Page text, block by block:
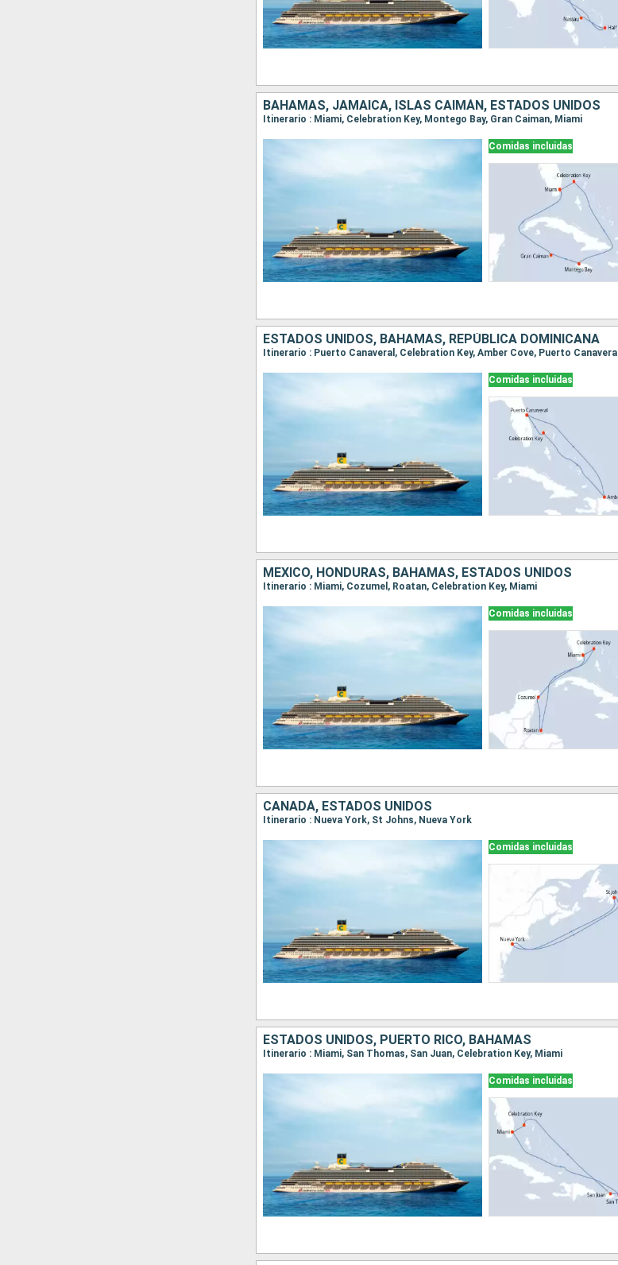
BAHAMAS, JAMAICA, ISLAS CAIMÁN, ESTADOS UNIDOS
Itinerario : Miami, Celebration Key, Montego Bay, Gran Caiman, Miami
Comidas incluidas
ESTADOS UNIDOS, BAHAMAS, REPÚBLICA DOMINICANA
Itinerario : Puerto Canaveral, Celebration Key, Amber Cove, Puerto Canaveral
Comidas incluidas
MÉXICO, HONDURAS, BAHAMAS, ESTADOS UNIDOS
Itinerario : Miami, Cozumel, Roatan, Celebration Key, Miami
Comidas incluidas
CANADÁ, ESTADOS UNIDOS
Itinerario : Nueva York, St Johns, Nueva York
Comidas incluidas
ESTADOS UNIDOS, PUERTO RICO, BAHAMAS
Itinerario : Miami, San Thomas, San Juan, Celebration Key, Miami
Comidas incluidas